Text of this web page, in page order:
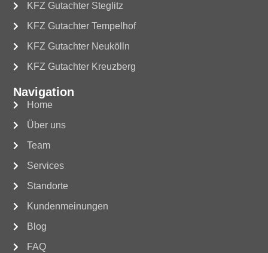
KFZ Gutachter Steglitz
KFZ Gutachter Tempelhof
KFZ Gutachter Neukölln
KFZ Gutachter Kreuzberg
Navigation
Home
Über uns
Team
Services
Standorte
Kundenmeinungen
Blog
FAQ